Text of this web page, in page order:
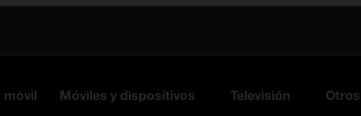
móvil Móviles y dispositivos Televisión